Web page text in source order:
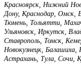
Красноярск, Нижний
Дону, Краснодар, Омск,
Тюмень, Тольятти,
Ульяновск, Иркутск,
Ставрополь, Томск,
Новокузнецк, Балашиха,
Астрахань, Тула, Сочи,